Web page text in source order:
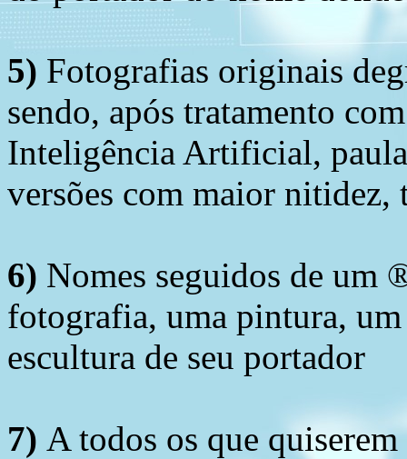
5) Fotografias originais
sendo, após tratamento
Inteligência Artificial,
versões com maior nitidez,
6) Nomes seguidos de um
fotografia, uma pintura,
escultura de seu portador
7) A todos os que